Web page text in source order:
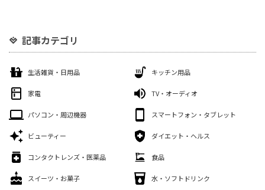
記事カテゴリ
生活雑貨・日用品 キッチン用品
家電 TV・オーディオ
パソコン・周辺機器 スマートフォン・タブレット
ビューティー ダイエット・ヘルス
コンタクトレンズ・医薬品 食品
スイーツ・お菓子 水・ソフトドリンク